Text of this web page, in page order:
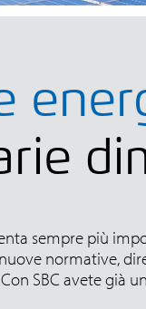
sempre più
normative,
SBC avete già